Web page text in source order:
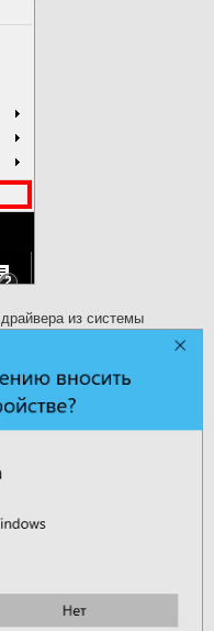
из системы